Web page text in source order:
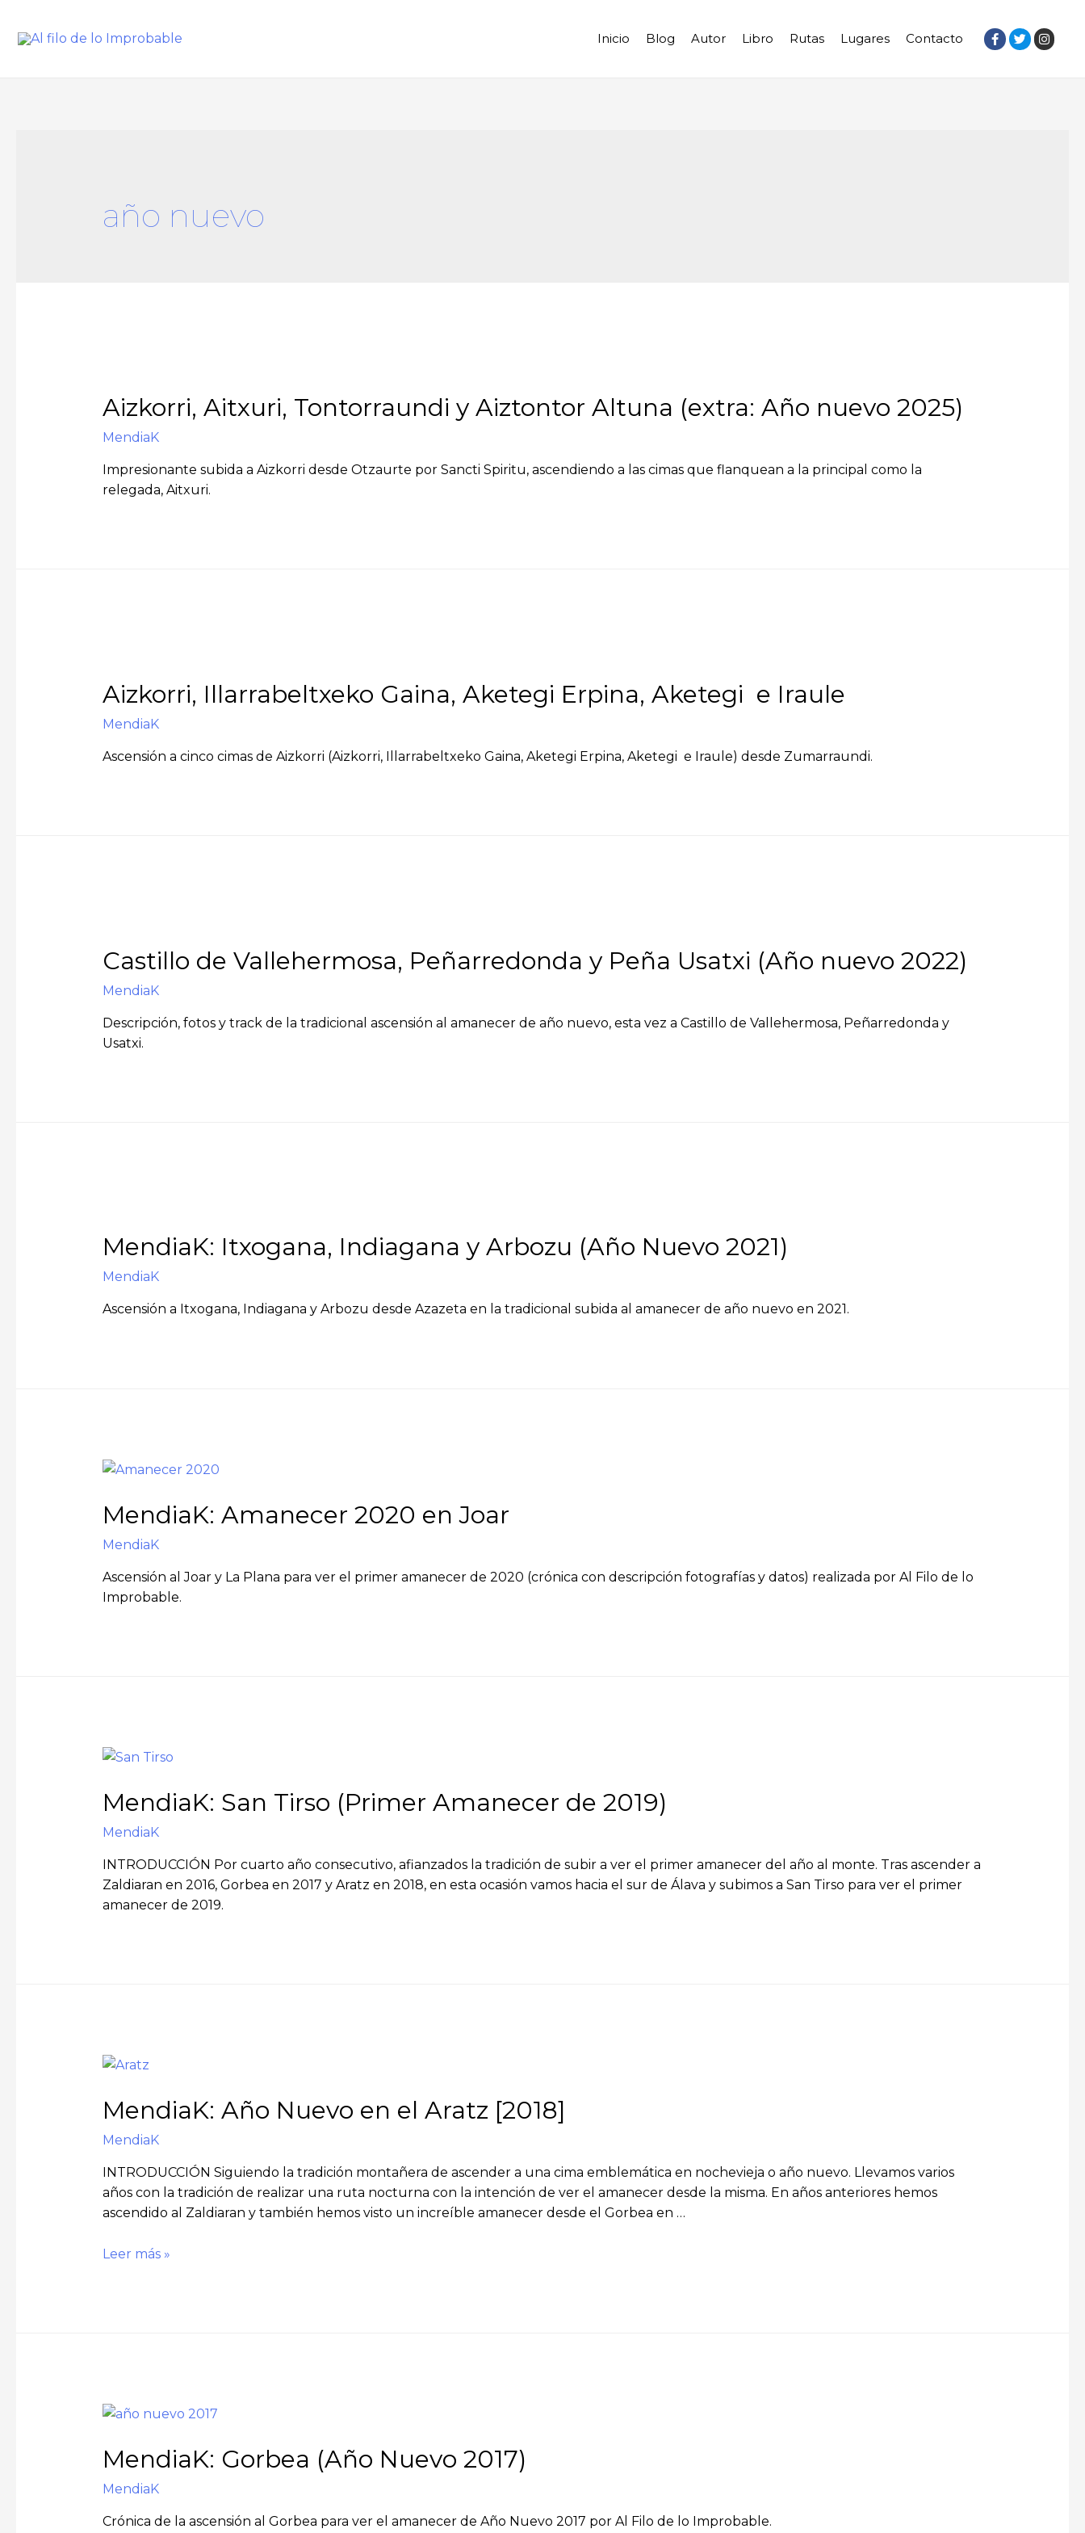
Inicio Blog Autor Libro Rutas Lugares Contacto
año nuevo
Aizkorri, Aitxuri, Tontorraundi y Aiztontor Altuna (extra: Año nuevo 2025)
MendiaK
Impresionante subida a Aizkorri desde Otzaurte por Sancti Spiritu, ascendiendo a las cimas que flanquean a la principal como la
relegada, Aitxuri.
Aizkorri, Illarrabeltxeko Gaina, Aketegi Erpina, Aketegi e Iraule
MendiaK
Ascensión a cinco cimas de Aizkorri (Aizkorri, Illarrabeltxeko Gaina, Aketegi Erpina, Aketegi e Iraule) desde Zumarraundi.
Castillo de Vallehermosa, Peñarredonda y Peña Usatxi (Año nuevo 2022)
MendiaK
Descripción, fotos y track de la tradicional ascensión al amanecer de año nuevo, esta vez a Castillo de Vallehermosa, Peñarredonda y
Usatxi.
MendiaK: Itxogana, Indiagana y Arbozu (Año Nuevo 2021)
MendiaK
Ascensión a Itxogana, Indiagana y Arbozu desde Azazeta en la tradicional subida al amanecer de año nuevo en 2021.
MendiaK: Amanecer 2020 en Joar
MendiaK
Ascensión al Joar y La Plana para ver el primer amanecer de 2020 (crónica con descripción fotografías y datos) realizada por Al Filo de lo
Improbable.
MendiaK: San Tirso (Primer Amanecer de 2019)
MendiaK
INTRODUCCIÓN Por cuarto año consecutivo, afianzados la tradición de subir a ver el primer amanecer del año al monte. Tras ascender a
Zaldiaran en 2016, Gorbea en 2017 y Aratz en 2018, en esta ocasión vamos hacia el sur de Álava y subimos a San Tirso para ver el primer
amanecer de 2019.
MendiaK: Año Nuevo en el Aratz [2018]
MendiaK
INTRODUCCIÓN Siguiendo la tradición montañera de ascender a una cima emblemática en nochevieja o año nuevo. Llevamos varios
años con la tradición de realizar una ruta nocturna con la intención de ver el amanecer desde la misma. En años anteriores hemos
ascendido al Zaldiaran y también hemos visto un increíble amanecer desde el Gorbea en …
Leer más »
MendiaK: Gorbea (Año Nuevo 2017)
MendiaK
Crónica de la ascensión al Gorbea para ver el amanecer de Año Nuevo 2017 por Al Filo de lo Improbable.